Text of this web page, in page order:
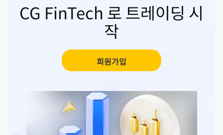
CG FinTech 로 트레이딩 시
작
회원가입